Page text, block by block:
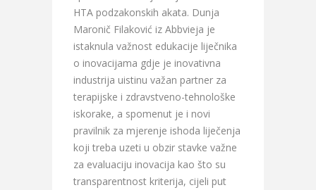
HTA podzakonskih akata. Dunja
Maronič Filaković iz Abbvieja je
istaknula važnost edukacije liječnika
o inovacijama gdje je inovativna
industrija uistinu važan partner za
terapijske i zdravstveno-tehnološke
iskorake, a spomenut je i novi
pravilnik za mjerenje ishoda liječenja
koji treba uzeti u obzir stavke važne
za evaluaciju inovacija kao što su
transparentnost kriterija, cijeli put